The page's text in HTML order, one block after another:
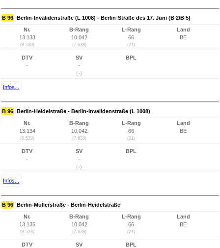
B 96 Berlin-Invalidenstraße (L 1008) - Berlin-Straße des 17. Juni (B 2/B 5)
Nr.
13.133
(8.530)
B-Rang
10.042
(7.638)
L-Rang
66
(21)
Land
BE
DTV
-
SV
-
(-)
BPL
Infos...
B 96 Berlin-Heidelstraße - Berlin-Invalidenstraße (L 1008)
Nr.
13.134
(8.529)
B-Rang
10.042
(7.638)
L-Rang
66
(21)
Land
BE
DTV
-
SV
-
(-)
BPL
Infos...
B 96 Berlin-Müllerstraße - Berlin-Heidelstraße
Nr.
13.135
(8.528)
B-Rang
10.042
(7.638)
L-Rang
66
(21)
Land
BE
DTV
SV
BPL